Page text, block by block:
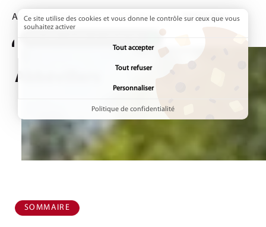
Accueil Annuaires Communes Page active :
Abbévillers
Abbévillers
SOMMAIRE
Ce site utilise des cookies et vous donne le contrôle sur ceux que vous
souhaitez activer
Tout accepter
Tout refuser
Personnaliser
Politique de confidentialité